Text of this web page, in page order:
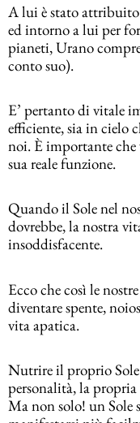
A lui è stato attribuito
ed intorno a lui per
pianeti, Urano
conto suo).
E’ pertanto di vitale
efficiente, sia in cielo
noi. È importante che
sua reale funzione.
Quando il Sole nel
dovrebbe, la nostra
insoddisfacente.
Ecco che così le
diventare spente,
vita apatica.
Nutrire il proprio
personalità, la
Ma non solo! un Sole